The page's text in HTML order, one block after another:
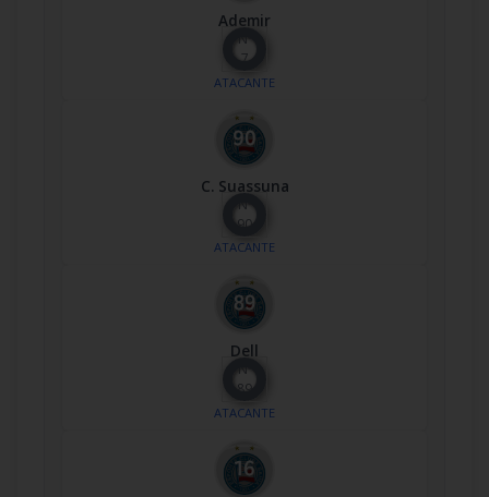
Ademir
Nº
7
ATACANTE
C. Suassuna
Nº
90
ATACANTE
Dell
Nº
89
ATACANTE